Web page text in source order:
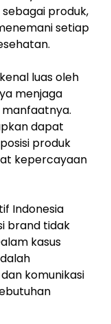
produk,
setiap
luas oleh
menjaga
dapat
produk
kepercayaan
Indonesia
brand tidak
kasus
komunikasi